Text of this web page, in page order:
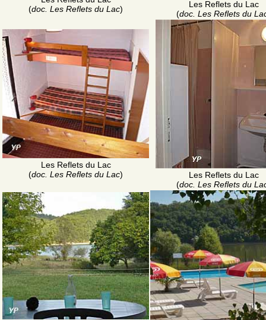
(doc. Les Reflets du Lac)
Les Reflets du Lac
(doc. Les Reflets du
Les Reflets du Lac
(doc. Les Reflets du Lac)
Les Reflets du Lac
(doc. Les Reflets du